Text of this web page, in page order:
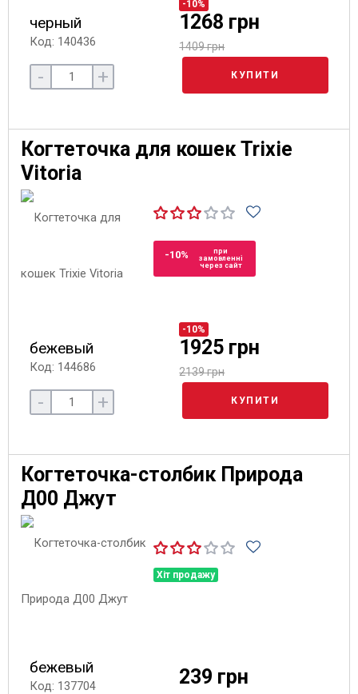
черный
Код: 140436
-10%
1268 грн
1409 грн
- + КУПИТИ
Когтеточка для кошек Trixie
Vitoria
-10%
при
замовленні
через сайт
бежевый
Код: 144686
-10%
1925 грн
2139 грн
- + КУПИТИ
Когтеточка-столбик Природа
Д00 Джут
Хіт продажу
бежевый
Код: 137704 239 грн